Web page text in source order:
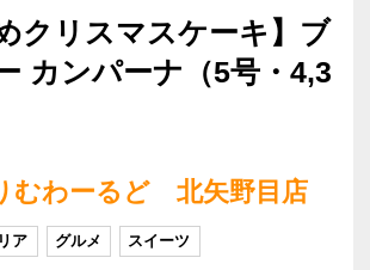
クリスマスケーキ】ブ
カンパーナ（5号・4,3
むわーるど 北矢野目店
ア グルメ スイーツ